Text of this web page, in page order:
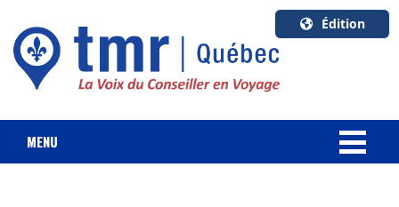
Édition
U.S.A.
English
Canada
MENU